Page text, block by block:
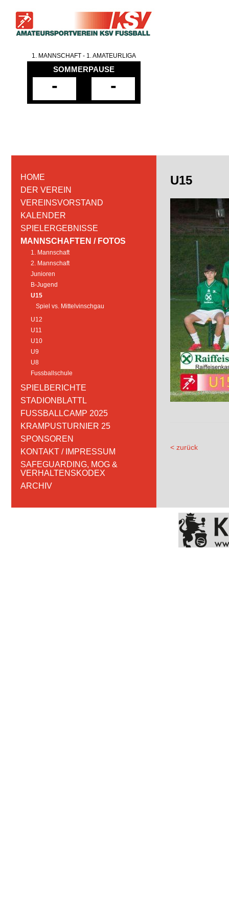
1. MANNSCHAFT - 1. AMATEURLIGA
SOMMERPAUSE
- -
HOME
DER VEREIN
VEREINSVORSTAND
KALENDER
SPIELERGEBNISSE
MANNSCHAFTEN / FOTOS
1. Mannschaft
2. Mannschaft
Junioren
B-Jugend
U15
Spiel vs. Mittelvinschgau
U12
U11
U10
U9
U8
Fussballschule
SPIELBERICHTE
STADIONBLATTL
FUSSBALLCAMP 2025
KRAMPUSTURNIER 25
SPONSOREN
KONTAKT / IMPRESSUM
SAFEGUARDING, MOG &
VERHALTENSKODEX
ARCHIV
U15
< zurück